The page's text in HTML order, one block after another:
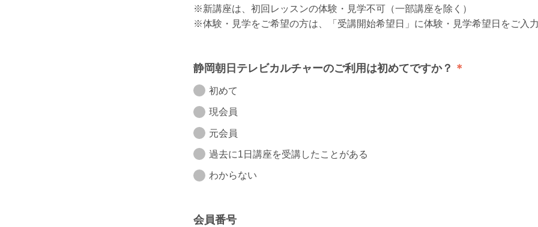
※新講座は、初回レッスンの体験・見学不可（一部講座を除く）
※体験・見学をご希望の方は、「受講開始希望日」に体験・見学希望日をご入力
静岡朝日テレビカルチャーのご利用は初めてですか？
初めて
現会員
元会員
過去に1日講座を受講したことがある
わからない
会員番号